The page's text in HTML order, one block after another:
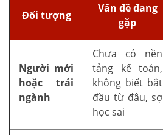
Đối tượng
Vấn đề đang
gặp
Người mới
hoặc trái
ngành
Chưa có nền
tảng kế toán,
không biết bắt
đầu từ đâu, sợ
học sai